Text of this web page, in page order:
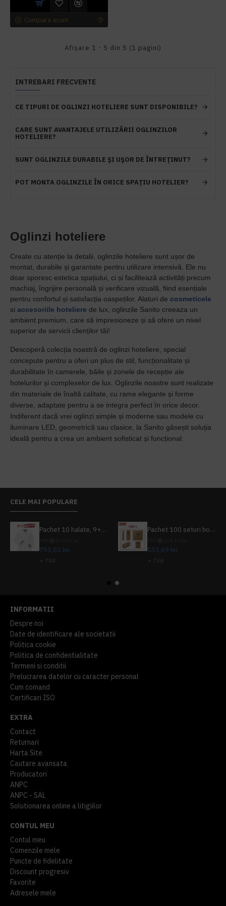
Cumpara acum
Afişare 1 - 5 din 5 (1 pagini)
INTREBARI FRECVENTE
CE TIPURI DE OGLINZI HOTELIERE SUNT DISPONIBILE?
CARE SUNT AVANTAJELE UTILIZĂRII OGLINZILOR
HOTELIERE?
SUNT OGLINZILE DURABILE ȘI UȘOR DE ÎNTREȚINUT?
POT MONTA OGLINZILE ÎN ORICE SPAȚIU HOTELIER?
Oglinzi hoteliere
Create cu atenție la detalii, oglinzile hoteliere sunt ușor de
montat, durabile și garantate pentru utilizare intensivă. Ele nu
doar sporesc estetica spațiului, ci și facilitează activități precum
machiaj, îngrijire personală și verificare vizuală, fiind esențiale
pentru confortul și satisfacția oaspeților. Alaturi de cosmeticele
si accesoriile hoteliere de lux, oglinzile Sanito creeaza un
ambient premium, care să impresioneze și să ofere un nivel
superior de servicii clienților tăi!
Descoperă colecția noastră de oglinzi hoteliere, special
concepute pentru a oferi un plus de stil, funcționalitate și
durabilitate în camerele, băile și zonele de recepție ale
hotelurilor și complexelor de lux. Oglinzile noastre sunt realizate
din materiale de înaltă calitate, cu rame elegante și forme
diverse, adaptate pentru a se integra perfect în orice decor.
Indiferent dacă vrei oglinzi simple și moderne sau modele cu
iluminare LED, geometrică sau clasice, la Sanito găsești soluția
ideală pentru a crea un ambient sofisticat și funcțional.
CELE MAI POPULARE
Pachet 10 halate, 9+1 gratuit
755,82 lei
+ TVA
Pachet 100 seturi hoteliere, set dentar, set barbierit, casca de dus, pila unghii, set cusut
533,69 lei
+ TVA
INFORMATII
Despre noi
Date de identificare ale societatii
Politica cookie
Politica de confidentialitate
Termeni si conditii
Prelucrarea datelor cu caracter personal
Cum comand
Certificari ISO
EXTRA
Contact
Returnari
Harta Site
Cautare avansata
Producatori
ANPC
ANPC - SAL
Solutionarea online a litigiilor
CONTUL MEU
Contul meu
Comenzile mele
Puncte de fidelitate
Discount progresiv
Favorite
Adresele mele